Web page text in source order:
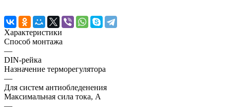
Характеристики
Способ монтажа
—
DIN-рейка
Назначение терморегулятора
—
Для систем антиобледенения
Максимальная сила тока, A